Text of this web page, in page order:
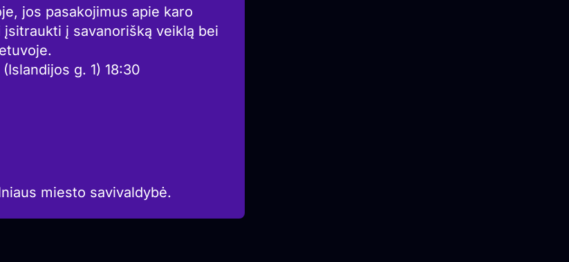
jos pasakojimus apie karo
į savanorišką veiklą bei
g. 1) 18:30
miesto savivaldybė.